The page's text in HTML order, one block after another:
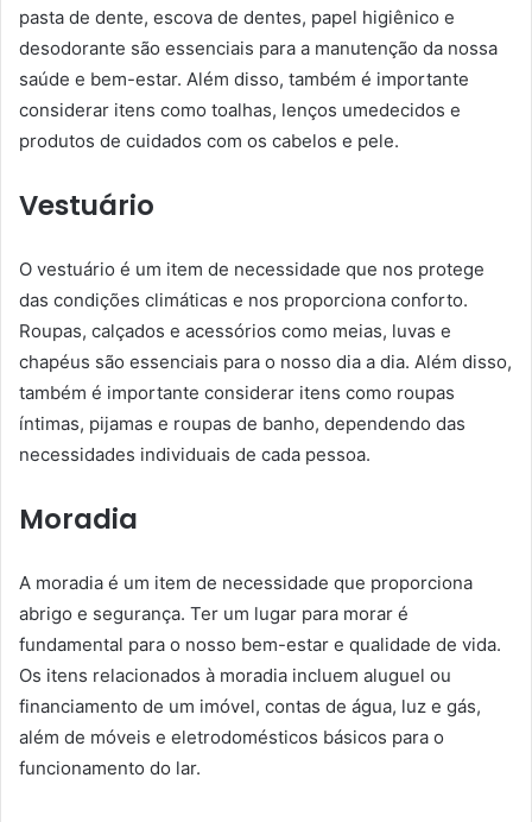
pasta de dente, escova de dentes, papel higiênico e
desodorante são essenciais para a manutenção da nossa
saúde e bem-estar. Além disso, também é importante
considerar itens como toalhas, lenços umedecidos e
produtos de cuidados com os cabelos e pele.
Vestuário
O vestuário é um item de necessidade que nos protege
das condições climáticas e nos proporciona conforto.
Roupas, calçados e acessórios como meias, luvas e
chapéus são essenciais para o nosso dia a dia. Além disso,
também é importante considerar itens como roupas
íntimas, pijamas e roupas de banho, dependendo das
necessidades individuais de cada pessoa.
Moradia
A moradia é um item de necessidade que proporciona
abrigo e segurança. Ter um lugar para morar é
fundamental para o nosso bem-estar e qualidade de vida.
Os itens relacionados à moradia incluem aluguel ou
financiamento de um imóvel, contas de água, luz e gás,
além de móveis e eletrodomésticos básicos para o
funcionamento do lar.